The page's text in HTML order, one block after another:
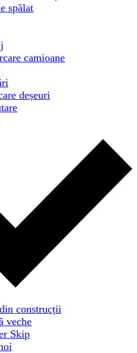
spălat
camioane
deșeuri
construcții
veche
Skip